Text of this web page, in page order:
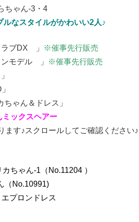
ちゃん‐3・4
なスタイルがかわいい2人♪
ラブDX 」
※催事先行販売
モデル 」
※催事先行販売
ゃん＆ドレス」
ミックスヘアー
ます♪スクロールしてご確認ください♪
ちゃん-1（No.11204 ）
（No.10991)
プロンドレス